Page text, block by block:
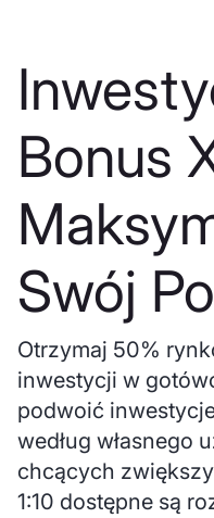
Bonus
Swój
Otrzymaj 50%
inwestycji w
podwoić
według własnego
chcących
1:10 dostępne są